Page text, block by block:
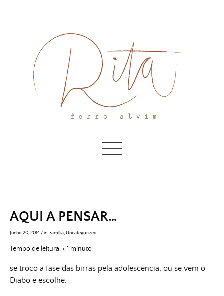
AQUI A PENSAR…
Junho 20, 2014/in: Família Uncategorized
Tempo de leitura:< 1 minuto
se troco a fase das birras pela adolescência, ou se vem o
Diabo e escolhe.